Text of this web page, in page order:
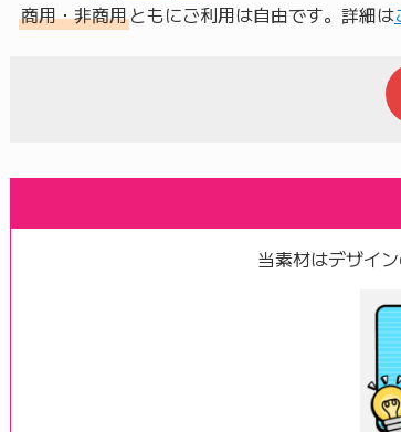
商用・非商用ともにご利用は自由です。詳細は
当素材はデザイ